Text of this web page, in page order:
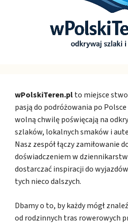
wPolskiTeren.plto miejsce
pasją do podróżowania po
wolną chwilę poświęcają na
szlaków, lokalnych smaków i
Nasz zespół łączy zamiłowanie
doświadczeniem w
dostarczać inspiracji do
tych nieco dalszych.
Dbamy o to, by każdy mógł
od rodzinnych tras rowerowych